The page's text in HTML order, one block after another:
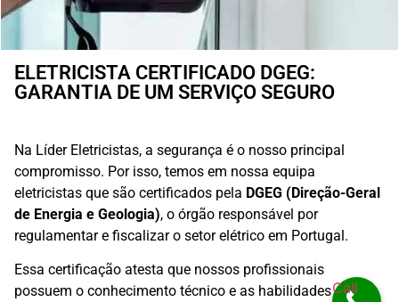
ELETRICISTA CERTIFICADO DGEG:
GARANTIA DE UM SERVIÇO SEGURO
Na Líder Eletricistas, a segurança é o nosso principal
compromisso. Por isso, temos em nossa equipa
eletricistas que são certificados pela DGEG (Direção-Geral
de Energia e Geologia), o órgão responsável por
regulamentar e fiscalizar o setor elétrico em Portugal.
Essa certificação atesta que nossos profissionais
possuem o conhecimento técnico e as habilidadesCall